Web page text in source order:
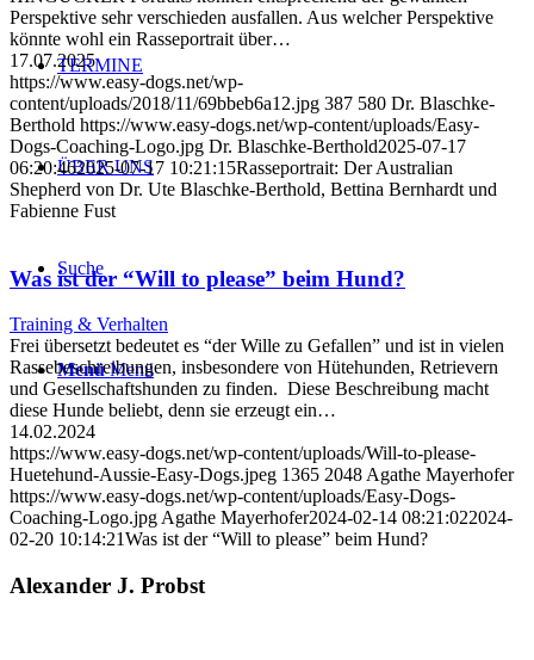
TERMINE
ÜBER UNS
Suche
Menü Menü
Perspektive sehr verschieden ausfallen. Aus welcher Perspektive
könnte wohl ein Rasseportrait über…
17.07.2025
https://www.easy-dogs.net/wp-
content/uploads/2018/11/69bbeb6a12.jpg 387 580 Dr. Blaschke-
Berthold https://www.easy-dogs.net/wp-content/uploads/Easy-
Dogs-Coaching-Logo.jpg Dr. Blaschke-Berthold2025-07-17
06:20:462025-07-17 10:21:15Rasseportrait: Der Australian
Shepherd von Dr. Ute Blaschke-Berthold, Bettina Bernhardt und
Fabienne Fust
Was ist der “Will to please” beim Hund?
Training & Verhalten
Frei übersetzt bedeutet es “der Wille zu Gefallen” und ist in vielen
Rassebeschreibungen, insbesondere von Hütehunden, Retrievern
und Gesellschaftshunden zu finden. Diese Beschreibung macht
diese Hunde beliebt, denn sie erzeugt ein…
14.02.2024
https://www.easy-dogs.net/wp-content/uploads/Will-to-please-
Huetehund-Aussie-Easy-Dogs.jpeg 1365 2048 Agathe Mayerhofer
https://www.easy-dogs.net/wp-content/uploads/Easy-Dogs-
Coaching-Logo.jpg Agathe Mayerhofer2024-02-14 08:21:022024-
02-20 10:14:21Was ist der “Will to please” beim Hund?
Alexander J. Probst